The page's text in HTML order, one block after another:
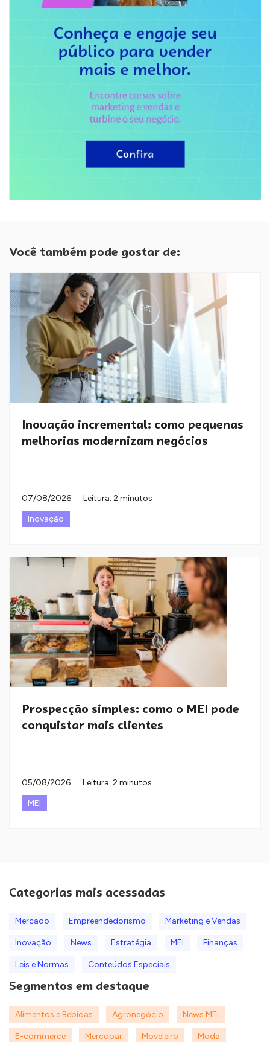
Você também pode gostar de:
Inovação incremental: como pequenas
melhorias modernizam negócios
07/08/2026
Leitura: 2 minutos
Inovação
Prospecção simples: como o MEI pode
conquistar mais clientes
05/08/2026
Leitura: 2 minutos
MEI
Categorias mais acessadas
Mercado Empreendedorismo Marketing e Vendas
Inovação News Estratégia MEI Finanças
Leis e Normas Conteúdos Especiais
Segmentos em destaque
Alimentos e Bebidas Agronegócio News MEI
E-commerce Mercopar Moveleiro Moda